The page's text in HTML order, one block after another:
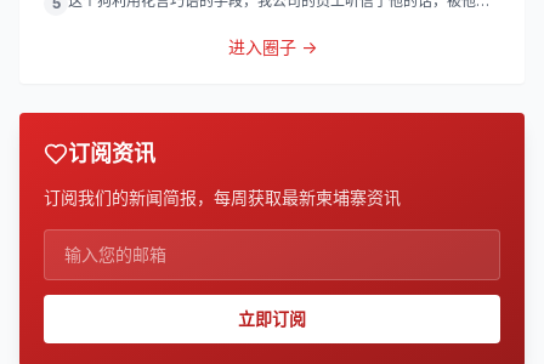
进入圈子 →
订阅资讯
订阅我们的新闻简报，每周获取最新柬埔寨资讯
立即订阅